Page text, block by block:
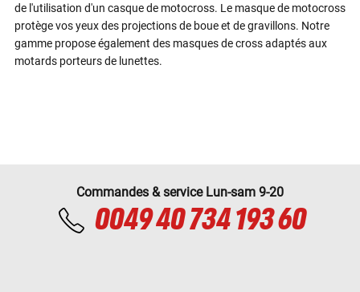
de l'utilisation d'un casque de motocross. Le masque de motocross
protège vos yeux des projections de boue et de gravillons. Notre
gamme propose également des masques de cross adaptés aux
motards porteurs de lunettes.
Commandes & service Lun-sam 9-20
0049 40 734 193 60